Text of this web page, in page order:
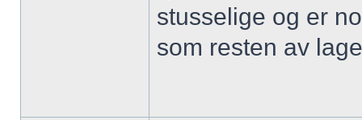
stusselige og er
som resten av